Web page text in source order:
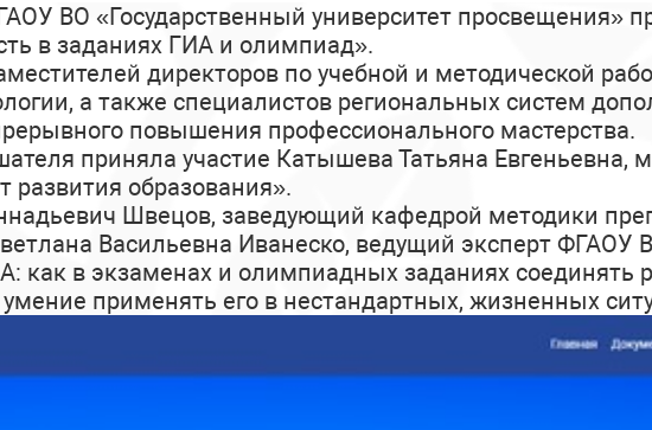
ВО «Государственный университет просвещения»
в заданиях ГИА и олимпиад».
директоров по учебной и методической
а также специалистов региональных систем
повышения профессионального мастерства.
приняла участие Катышева Татьяна
развития образования».
Швецов, заведующий кафедрой методики
Васильевна Иванеско, ведущий эксперт ФГАОУ
как в экзаменах и олимпиадных заданиях соединять
применять его в нестандартных, жизненных